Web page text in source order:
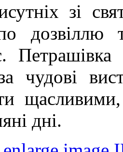
зі
дозвіллю
чудові
дні.